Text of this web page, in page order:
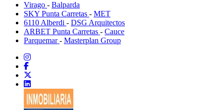
Virago - Balparda
SKY Punta Carretas - MET
6110 Alberdi - DSG Arquitectos
ARBET Punta Carretas - Cauce
Parquemar- Masterplan Group